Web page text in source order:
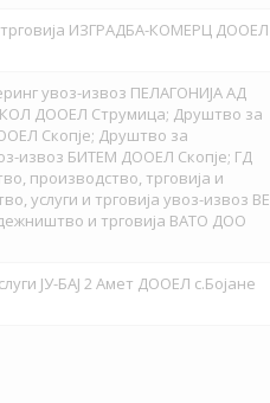
ИЗГРАДБА-КОМЕРЦ ДООЕЛ
увоз-извоз ПЕЛАГОНИЈА АД
ДООЕЛ Струмица; Друштво за
Скопје; Друштво за
извоз БИТЕМ ДООЕЛ Скопје; ГД
производство, трговија и
услуги и трговија увоз-извоз ВЕ
и трговија ВАТО ДОО
ЈУ-БАЈ 2 Амет ДООЕЛ с.Бојане